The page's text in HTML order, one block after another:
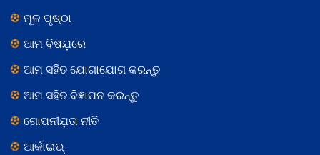
ମୂଳ ପୃଷ୍ଠା
ଆମ ବିଷଯ଼ରେ
ଆମ ସହିତ ଯୋଗାଯୋଗ କରନ୍ତୁ
ଆମ ସହିତ ବିଜ୍ଞାପନ କରନ୍ତୁ
ଗୋପନୀଯ଼ତା ନୀତି
ଆର୍କାଇଭ୍